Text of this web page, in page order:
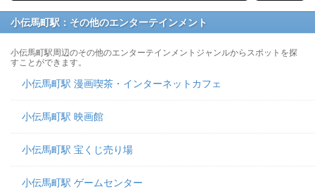
小伝馬町駅：その他のエンターテインメント
小伝馬町駅周辺のその他のエンターテインメントジャンルからスポットを探
すことができます。
小伝馬町駅 漫画喫茶・インターネットカフェ
小伝馬町駅 映画館
小伝馬町駅 宝くじ売り場
小伝馬町駅 ゲームセンター